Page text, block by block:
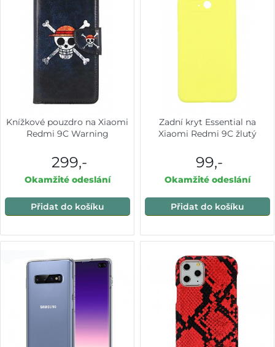
Knížkové pouzdro na Xiaomi
Redmi 9C Warning
299,-
Okamžité odeslání
Přidat do košíku
Zadní kryt Essential na
Xiaomi Redmi 9C žlutý
99,-
Okamžité odeslání
Přidat do košíku